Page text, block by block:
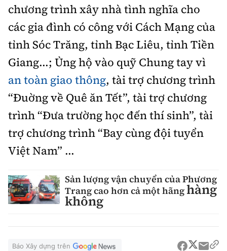
chương trình xây nhà tình nghĩa cho
các gia đình có công với Cách Mạng của
tỉnh Sóc Trăng, tỉnh Bạc Liêu, tỉnh Tiền
Giang...; Ủng hộ vào quỹ Chung tay vì
an toàn giao thông, tài trợ chương trình
“Ðuờng về Quê ăn Tết”, tài trợ chương
trình “Ðưa trường học đến thí sinh”, tài
trợ chương trình “Bay cùng đội tuyển
Việt Nam” ...
Sản lượng vận chuyển của Phương
Trang cao hơn cả một hãnghàng
không
Báo Xây dựng trên